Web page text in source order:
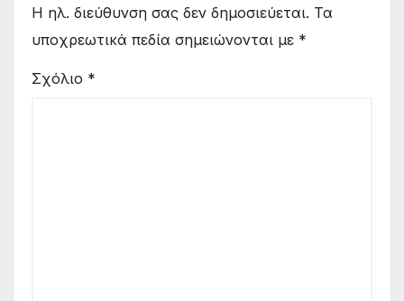
Η ηλ. διεύθυνση σας δεν δημοσιεύεται. Τα
υποχρεωτικά πεδία σημειώνονται με *
Σχόλιο *